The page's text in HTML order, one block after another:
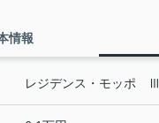
情報
レジデンス・モッポ Ⅲ